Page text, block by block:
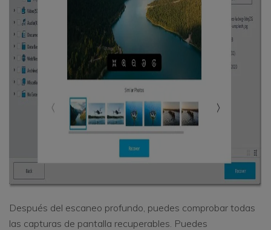
Después del escaneo profundo, puedes comprobar todas
las capturas de pantalla recuperables. Puedes